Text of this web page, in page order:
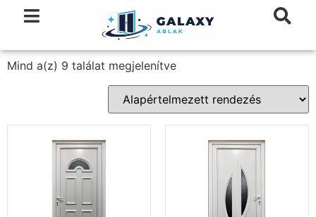
Mind a(z) 9 találat megjelenítve